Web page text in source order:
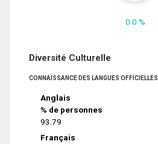
0.0 %
Diversité Culturelle
CONNAISSANCE DES LANGUES OFFICIELLES
Anglais
% de personnes
93.79
Français